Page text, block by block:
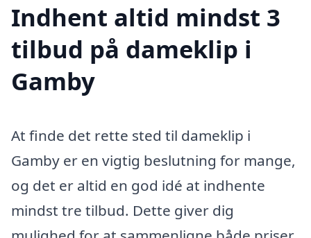
Indhent altid mindst 3
tilbud på dameklip i
Gamby
At finde det rette sted til dameklip i
Gamby er en vigtig beslutning for mange,
og det er altid en god idé at indhente
mindst tre tilbud. Dette giver dig